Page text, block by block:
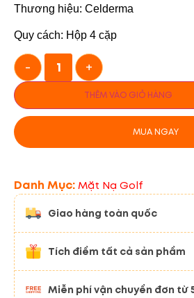
Thương hiệu: Celderma
Quy cách: Hộp 4 cặp
- +
THÊM VÀO GIỎ HÀNG
MUA NGAY
Danh Mục:Mặt Nạ Golf
Giao hàng toàn quốc
Tích điểm tất cả sản phẩm
Miễn phí vận chuyển đơn từ